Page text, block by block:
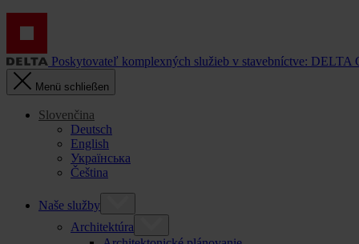
Poskytovateľ komplexných služieb v stavebníctve: DELTA
Menü schließen
Slovenčina
Deutsch
English
Українська
Čeština
Naše služby
Architektúra